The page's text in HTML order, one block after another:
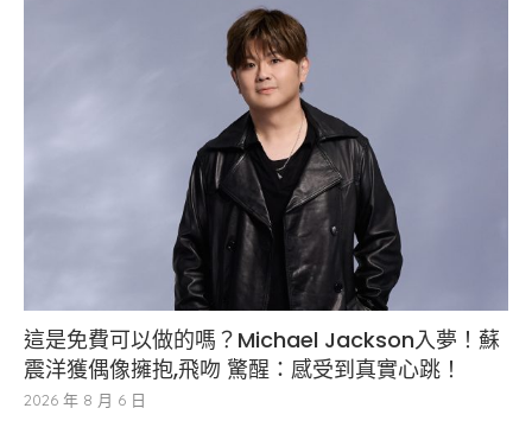
這是免費可以做的嗎？Michael Jackson入夢！蘇
震洋獲偶像擁抱,飛吻 驚醒：感受到真實心跳！
2026 年 8 月 6 日